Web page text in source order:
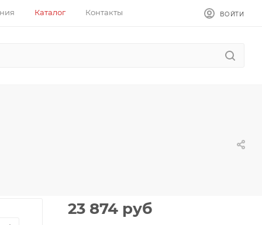
Каталог Контакты ВОЙТИ
23 874 руб